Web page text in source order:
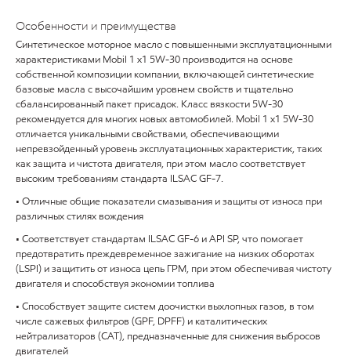
Особенности и преимущества
Синтетическое моторное масло с повышенными эксплуатационными
характеристиками Mobil 1 x1 5W-30 производится на основе
собственной композиции компании, включающей синтетические
базовые масла с высочайшим уровнем свойств и тщательно
сбалансированный пакет присадок. Класс вязкости 5W-30
рекомендуется для многих новых автомобилей. Mobil 1 x1 5W-30
отличается уникальными свойствами, обеспечивающими
непревзойденный уровень эксплуатационных характеристик, таких
как защита и чистота двигателя, при этом масло соответствует
высоким требованиям стандарта ILSAC GF-7.
• Отличные общие показатели смазывания и защиты от износа при
различных стилях вождения
• Соответствует стандартам ILSAC GF-6 и API SP, что помогает
предотвратить преждевременное зажигание на низких оборотах
(LSPI) и защитить от износа цепь ГРМ, при этом обеспечивая чистоту
двигателя и способствуя экономии топлива
• Способствует защите систем доочистки выхлопных газов, в том
числе сажевых фильтров (GPF, DPFF) и каталитических
нейтрализаторов (CAT), предназначенные для снижения выбросов
двигателей